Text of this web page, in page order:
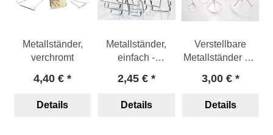
Metallständer,
verchromt
4,40 €
Details
Metallständer,
einfach -
2,45 €
Details
Verstellbare
Metallständer mit
3,00 €
Details